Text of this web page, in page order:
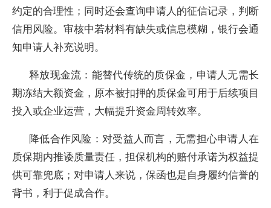
约定的合理性；同时还会查询申请人的征信记录，判断
信用风险。审核中若材料有缺失或信息模糊，银行会通
知申请人补充说明。
释放现金流：能替代传统的质保金，申请人无需长
期冻结大额资金，原本被扣押的质保金可用于后续项目
投入或企业运营，大幅提升资金周转效率。
降低合作风险：对受益人而言，无需担心申请人在
质保期内推诿质量责任，担保机构的赔付承诺为权益提
供可靠兜底；对申请人来说，保函也是自身履约信誉的
背书，利于促成合作。